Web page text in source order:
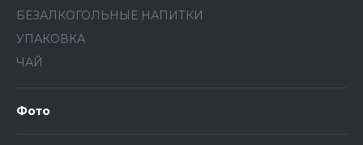
БЕЗАЛКОГОЛЬНЫЕ НАПИТКИ
УПАКОВКА
ЧАЙ
Фото